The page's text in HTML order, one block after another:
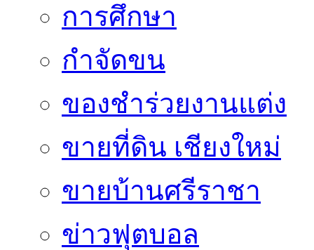
การศึกษา
กำจัดขน
ของชำร่วยงานแต่ง
ขายที่ดิน เชียงใหม่
ขายบ้านศรีราชา
ข่าวฟุตบอล